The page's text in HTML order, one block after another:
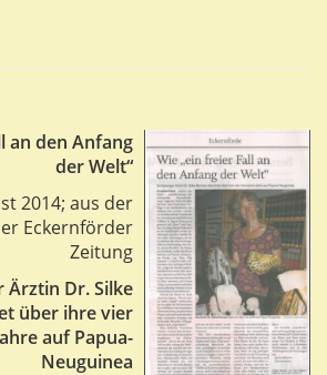
an den Anfang
der Welt“
2014; aus der
Eckernförder
Zeitung
Ärztin Dr. Silke
über ihre vier
auf Papua-
Neuguinea